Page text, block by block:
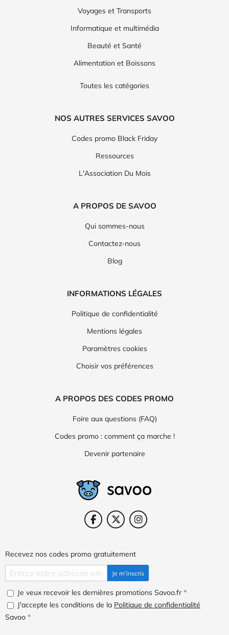
Voyages et Transports
Informatique et multimédia
Beauté et Santé
Alimentation et Boissons
Toutes les catégories
NOS AUTRES SERVICES SAVOO
Codes promo Black Friday
Ressources
L'Association Du Mois
A PROPOS DE SAVOO
Qui sommes-nous
Contactez-nous
Blog
INFORMATIONS LÉGALES
Politique de confidentialité
Mentions légales
Paramètres cookies
Choisir vos préférences
A PROPOS DES CODES PROMO
Foire aux questions (FAQ)
Codes promo : comment ça marche !
Devenir partenaire
Recevez nos codes promo gratuitement
Je m'inscris
Je veux recevoir les dernières promotions Savoo.fr *
J'accepte les conditions de la Politique de confidentialité
Savoo *